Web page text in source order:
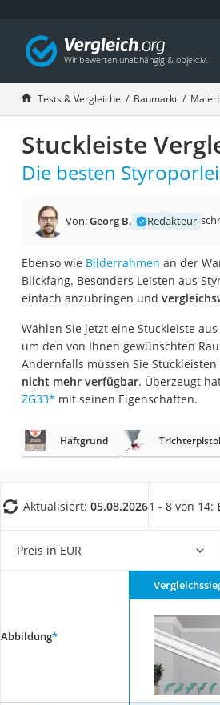
Tests & Vergleiche Baumarkt
Stuckleiste
Die besten
Von:Georg B. Redakteur
Ebenso wie Bilderrahmen an der
Blickfang. Besonders Leisten aus
einfach anzubringen und
Wählen Sie jetzt eine Stuckleiste
um den von Ihnen gewünschten
Andernfalls müssen Sie
nicht mehr verfügbar. Überzeugt
ZG33* mit seinen Eigenschaften.
Haftgrund
Aktualisiert: 05.08.20261 - 8 von 14:
Preis in EUR
Abbildung*